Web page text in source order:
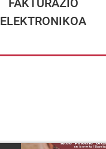
FAKTURAZIO
ELEKTRONIKOA